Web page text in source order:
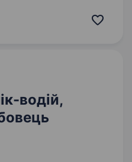
КERNEL, МХП,
водій,